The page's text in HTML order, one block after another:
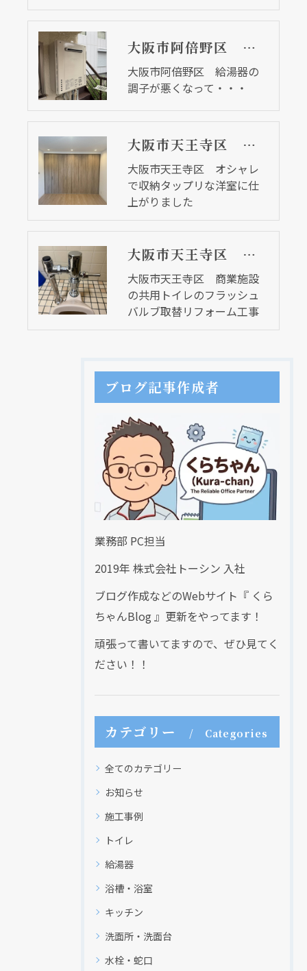
大阪市阿倍野区 給湯器の調子が悪くなって・・・
大阪市阿倍野区 給湯器の
調子が悪くなって・・・
大阪市天王寺区 オシャレで収納タップリな洋室に仕上がりました
大阪市天王寺区 オシャレ
で収納タップリな洋室に仕
上がりました
大阪市天王寺区 商業施設の共用トイレのフラッシュバルブ取替リフォーム工事
大阪市天王寺区 商業施設
の共用トイレのフラッシュ
バルブ取替リフォーム工事
ブログ記事作成者
業務部 PC担当
2019年 株式会社トーシン 入社
ブログ作成などのWebサイト『 くら
ちゃんBlog 』更新をやってます！
頑張って書いてますので、ぜひ見てく
ださい！！
カテゴリー Categories
全てのカテゴリー
お知らせ
施工事例
トイレ
給湯器
浴槽・浴室
キッチン
洗面所・洗面台
水栓・蛇口